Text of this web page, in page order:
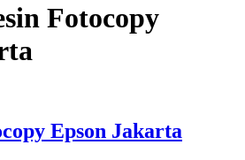
Fotocopy
Epson Jakarta